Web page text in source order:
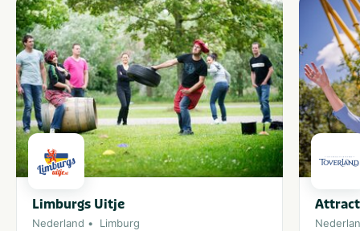
Limburgs Uitje
Nederland Limburg